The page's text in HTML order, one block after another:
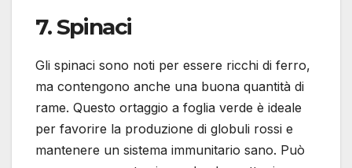
7.Spinaci
Gli spinaci sono noti per essere ricchi di ferro,
ma contengono anche una buona quantità di
rame. Questo ortaggio a foglia verde è ideale
per favorire la produzione di globuli rossi e
mantenere un sistema immunitario sano. Può